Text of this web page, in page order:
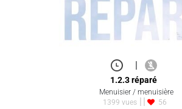
|
1.2.3 réparé
Menuisier / menuisière
1399 vues
56